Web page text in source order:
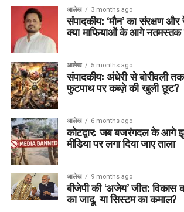
आलेख 3 months ago
संपादकीय: ‘मौन’ का संरक्षण
क्या माफियाओं के आगे नतमस्तक
आलेख 5 months ago
संपादकीय: अंधेरी से बोरीवली
फुटपाथ पर कब्ज़े की खुली छूट?
आलेख 6 months ago
कोटद्वार: जब बजरंगदल के आगे
मीडिया पर लगा दिया जाए ताला
आलेख 9 months ago
बीजेपी की ‘अजेय’ जीत: विकास
का जादू, या सिस्टम का कमाल?